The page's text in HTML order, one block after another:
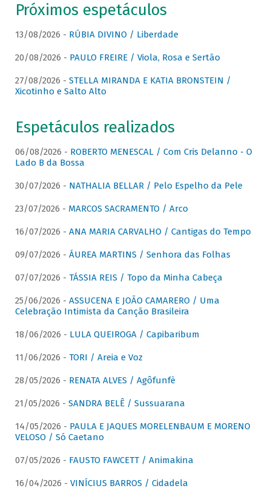
Próximos espetáculos
13/08/2026 - RÚBIA DIVINO / Liberdade
20/08/2026 - PAULO FREIRE / Viola, Rosa e Sertão
27/08/2026 - STELLA MIRANDA E KATIA BRONSTEIN /
Xicotinho e Salto Alto
Espetáculos realizados
06/08/2026 - ROBERTO MENESCAL / Com Cris Delanno - O
Lado B da Bossa
30/07/2026 - NATHALIA BELLAR / Pelo Espelho da Pele
23/07/2026 - MARCOS SACRAMENTO / Arco
16/07/2026 - ANA MARIA CARVALHO / Cantigas do Tempo
09/07/2026 - ÁUREA MARTINS / Senhora das Folhas
07/07/2026 - TÁSSIA REIS / Topo da Minha Cabeça
25/06/2026 - ASSUCENA E JOÃO CAMARERO / Uma
Celebração Intimista da Canção Brasileira
18/06/2026 - LULA QUEIROGA / Capibaribum
11/06/2026 - TORI / Areia e Voz
28/05/2026 - RENATA ALVES / Agôfunfè
21/05/2026 - SANDRA BELÊ / Sussuarana
14/05/2026 - PAULA E JAQUES MORELENBAUM E MORENO
VELOSO / Só Caetano
07/05/2026 - FAUSTO FAWCETT / Animakina
16/04/2026 - VINÍCIUS BARROS / Cidadela